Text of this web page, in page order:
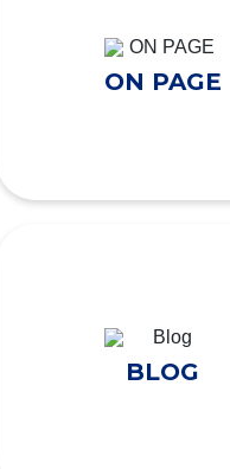
ON PAGE
BLOG